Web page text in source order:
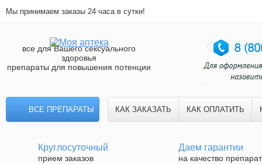
Мы принимаем заказы 24 часа в сутки!
все для Вашего сексуального
здоровья
препараты для повышения потенции
ВСЕ ПРЕПАРАТЫ КАК ЗАКАЗАТЬ КАК ОПЛАТИТЬ
Круглосуточный
прием заказов
Даем гарантии
на качество